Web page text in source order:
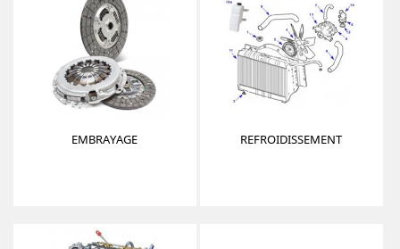
EMBRAYAGE REFROIDISSEMENT